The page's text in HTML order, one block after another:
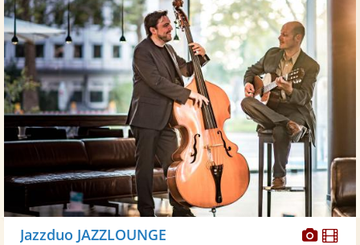
Jazzduo JAZZLOUNGE